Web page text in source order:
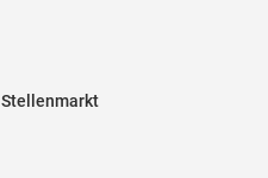
Stellenmarkt